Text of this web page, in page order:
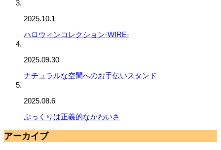
2025.10.1
ハロウィンコレクション-WIRE-
2025.09.30
ナチュラルな空間へのお手伝いスタンド
2025.08.6
ぷっくりは正義的なかわいさ
アーカイブ